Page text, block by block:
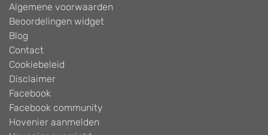
Algemene voorwaarden
Beoordelingen widget
Blog
Contact
Cookiebeleid
Disclaimer
Facebook
Facebook community
Hovenier aanmelden